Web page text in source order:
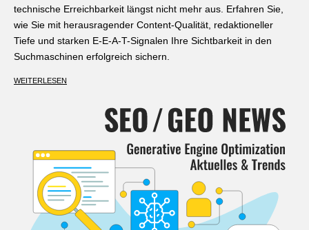
technische Erreichbarkeit längst nicht mehr aus. Erfahren Sie,
wie Sie mit herausragender Content-Qualität, redaktioneller
Tiefe und starken E-E-A-T-Signalen Ihre Sichtbarkeit in den
Suchmaschinen erfolgreich sichern.
WEITERLESEN